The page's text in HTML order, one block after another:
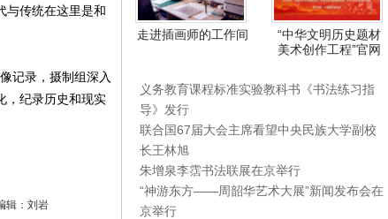
走进插画师的工作间
“中华文明历史题材
美术创作工程”官网
义务教育课程标准实验教科书《书法练习指
导》发行
联合国67届大会主席看望中央民族大学副校
长王林旭
朱增泉李霑书法联展在京举行
“神游东方——周韶华艺术大展”新闻发布会在
京举行
与传统在这里是和
记录，摄制组深入
，纪录历史和现实
辑：刘岩